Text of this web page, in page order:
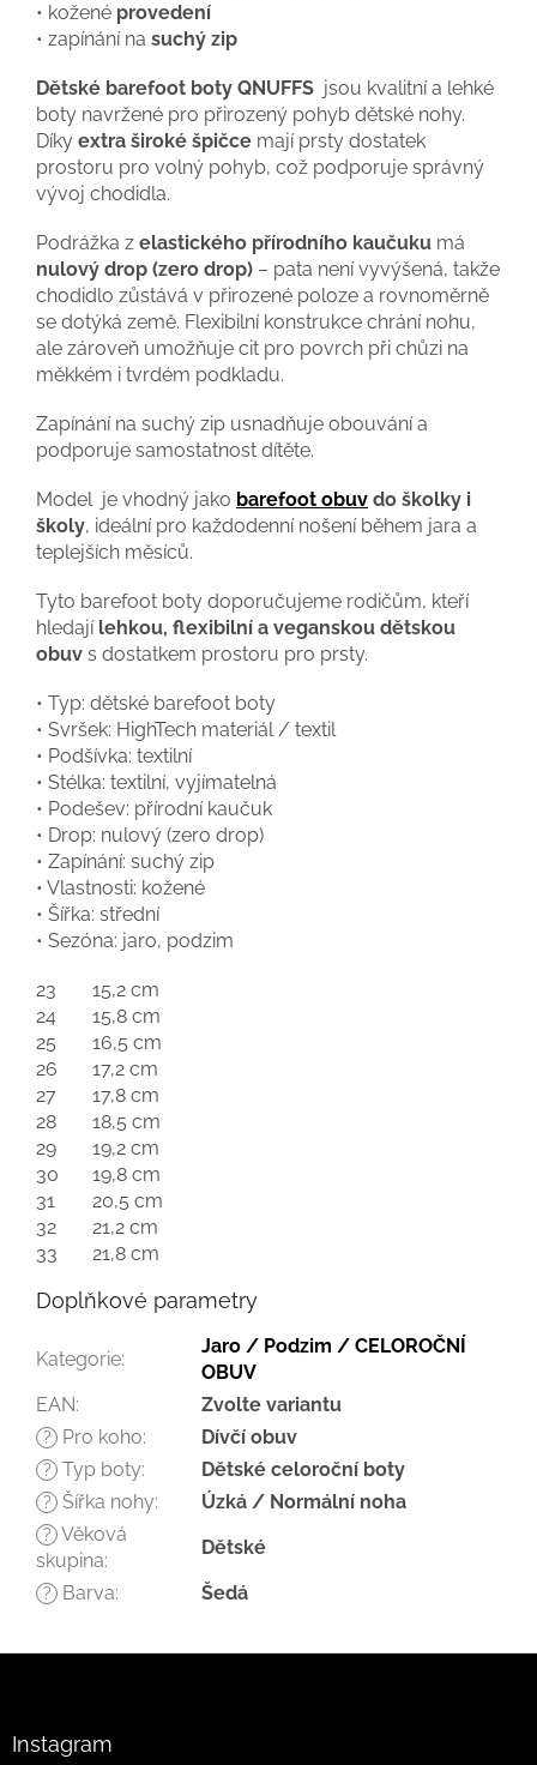
• kožené provedení
• zapínání na suchý zip
Dětské barefoot boty QNUFFS jsou kvalitní a lehké
boty navržené pro přirozený pohyb dětské nohy.
Díky extra široké špičce mají prsty dostatek
prostoru pro volný pohyb, což podporuje správný
vývoj chodidla.
Podrážka z elastického přírodního kaučuku má
nulový drop (zero drop) – pata není vyvýšená, takže
chodidlo zůstává v přirozené poloze a rovnoměrně
se dotýká země. Flexibilní konstrukce chrání nohu,
ale zároveň umožňuje cit pro povrch při chůzi na
měkkém i tvrdém podkladu.
Zapínání na suchý zip usnadňuje obouvání a
podporuje samostatnost dítěte.
Model je vhodný jako barefoot obuv do školky i
školy, ideální pro každodenní nošení během jara a
teplejších měsíců.
Tyto barefoot boty doporučujeme rodičům, kteří
hledají lehkou, flexibilní a veganskou dětskou
obuv s dostatkem prostoru pro prsty.
• Typ: dětské barefoot boty
• Svršek: HighTech materiál / textil
• Podšívka: textilní
• Stélka: textilní, vyjímatelná
• Podešev: přírodní kaučuk
• Drop: nulový (zero drop)
• Zapínání: suchý zip
• Vlastnosti: kožené
• Šířka: střední
• Sezóna: jaro, podzim
23
15,2 cm
24
15,8 cm
25
16,5 cm
26
17,2 cm
27
17,8 cm
28
18,5 cm
29
19,2 cm
30
19,8 cm
31
20,5 cm
32
21,2 cm
33
21,8 cm
Doplňkové parametry
Kategorie:
Jaro / Podzim / CELOROČNÍ
OBUV
EAN: Zvolte variantu
? Pro koho: Dívčí obuv
? Typ boty: Dětské celoroční boty
? Šířka nohy: Úzká / Normální noha
? Věková
skupina:
Dětské
? Barva: Šedá
Instagram